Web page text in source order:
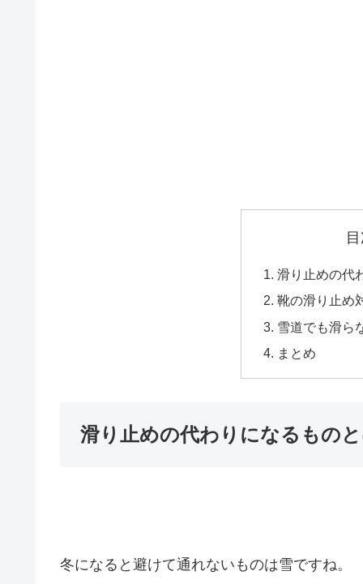
滑り止めの代
靴の滑り止め
雪道でも滑ら
まとめ
滑り止めの代わりになるもの
冬になると避けて通れないものは雪ですね。